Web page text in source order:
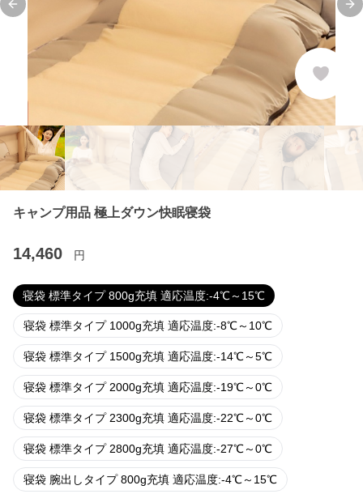
Previous slide
キャンプ用品 極上ダウン快眠寝袋
14,460 円
寝袋 標準タイプ 800g充填 適応温度:-4℃～15℃
寝袋 標準タイプ 1000g充填 適応温度:-8℃～10℃
寝袋 標準タイプ 1500g充填 適応温度:-14℃～5℃
寝袋 標準タイプ 2000g充填 適応温度:-19℃～0℃
寝袋 標準タイプ 2300g充填 適応温度:-22℃～0℃
寝袋 標準タイプ 2800g充填 適応温度:-27℃～0℃
寝袋 腕出しタイプ 800g充填 適応温度:-4℃～15℃